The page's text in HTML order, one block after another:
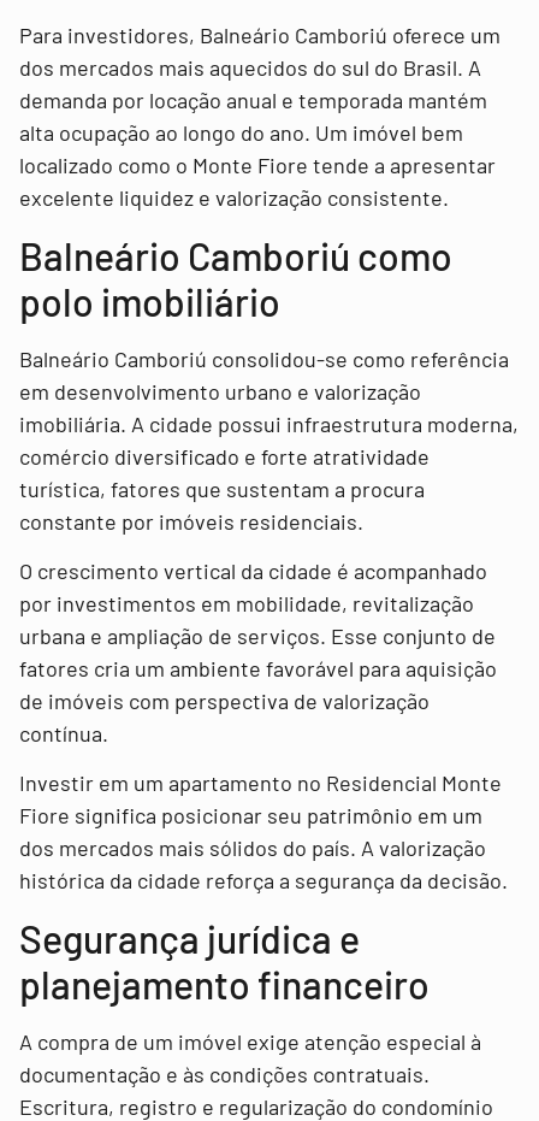
Para investidores, Balneário Camboriú oferece um
dos mercados mais aquecidos do sul do Brasil. A
demanda por locação anual e temporada mantém
alta ocupação ao longo do ano. Um imóvel bem
localizado como o Monte Fiore tende a apresentar
excelente liquidez e valorização consistente.
Balneário Camboriú como
polo imobiliário
Balneário Camboriú consolidou-se como referência
em desenvolvimento urbano e valorização
imobiliária. A cidade possui infraestrutura moderna,
comércio diversificado e forte atratividade
turística, fatores que sustentam a procura
constante por imóveis residenciais.
O crescimento vertical da cidade é acompanhado
por investimentos em mobilidade, revitalização
urbana e ampliação de serviços. Esse conjunto de
fatores cria um ambiente favorável para aquisição
de imóveis com perspectiva de valorização
contínua.
Investir em um apartamento no Residencial Monte
Fiore significa posicionar seu patrimônio em um
dos mercados mais sólidos do país. A valorização
histórica da cidade reforça a segurança da decisão.
Segurança jurídica e
planejamento financeiro
A compra de um imóvel exige atenção especial à
documentação e às condições contratuais.
Escritura, registro e regularização do condomínio